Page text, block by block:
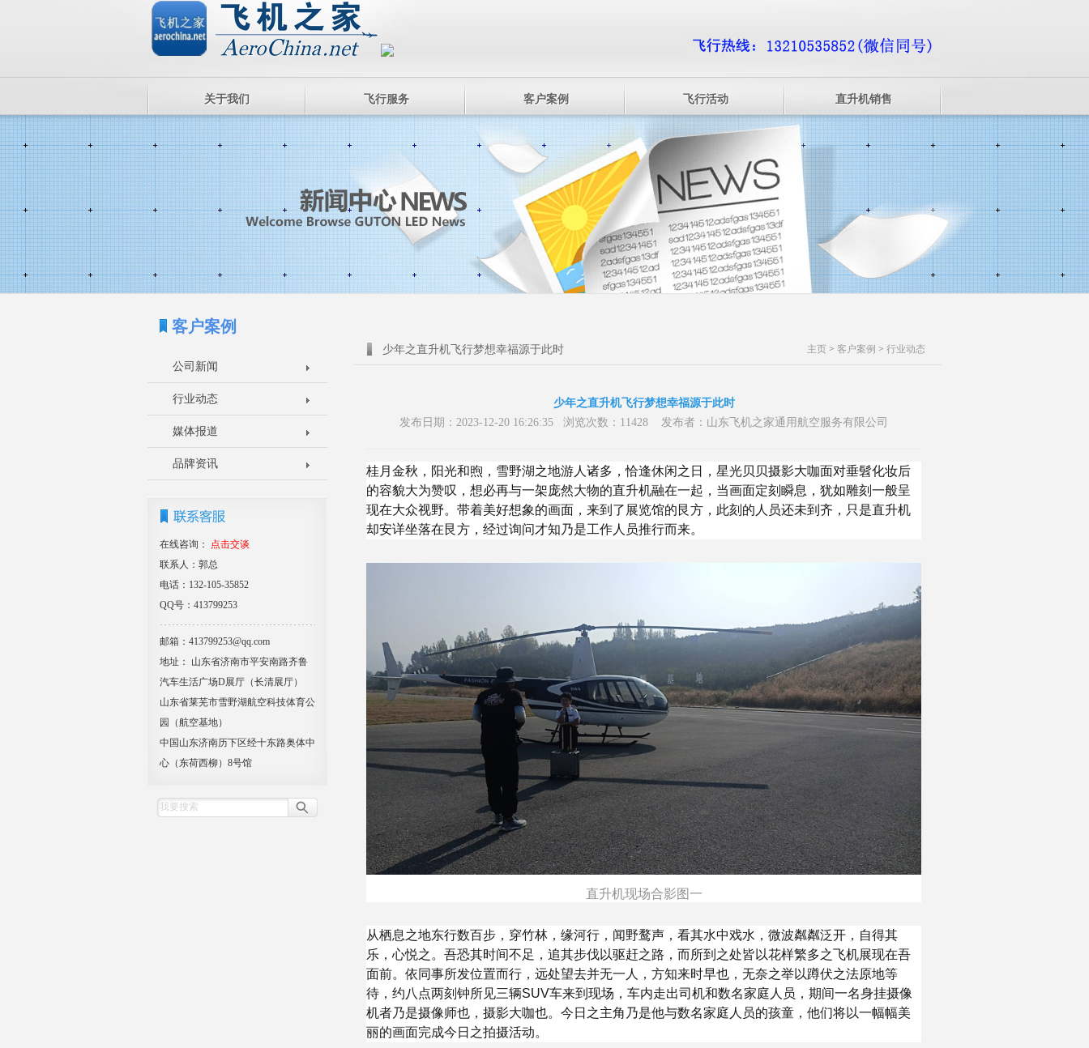
关于我们 飞行服务 客户案例 飞行活动 直升机销售
客户案例
公司新闻
行业动态
媒体报道
品牌资讯
在线咨询：
点击交谈
联系人：郭总
电话：132-105-35852
QQ号：413799253
邮箱：413799253@qq.com
地址： 山东省济南市平安南路齐鲁
汽车生活广场D展厅（长清展厅）
山东省莱芜市雪野湖航空科技体育公
园（航空基地）
中国山东济南历下区经十东路奥体中
心（东荷西柳）8号馆
主页 > 客户案例 > 行业动态
少年之直升机飞行梦想幸福源于此时
少年之直升机飞行梦想幸福源于此时
发布日期：2023-12-20 16:26:35 浏览次数：11428 发布者：山东飞机之家通用航空服务有限公司
桂月金秋，阳光和煦，雪野湖之地游人诸多，恰逢休闲之日，星光贝贝摄影大咖面对垂髫化妆后
的容貌大为赞叹，想必再与一架庞然大物的直升机融在一起，当画面定刻瞬息，犹如雕刻一般呈
现在大众视野。带着美好想象的画面，来到了展览馆的艮方，此刻的人员还未到齐，只是直升机
却安详坐落在艮方，经过询问才知乃是工作人员推行而来。
直升机现场合影图一
从栖息之地东行数百步，穿竹林，缘河行，闻野鹜声，看其水中戏水，微波粼粼泛开，自得其
乐，心悦之。吾恐其时间不足，追其步伐以驱赶之路，而所到之处皆以花样繁多之飞机展现在吾
面前。依同事所发位置而行，远处望去并无一人，方知来时早也，无奈之举以蹲伏之法原地等
待，约八点两刻钟所见三辆SUV车来到现场，车内走出司机和数名家庭人员，期间一名身挂摄像
机者乃是摄像师也，摄影大咖也。今日之主角乃是他与数名家庭人员的孩童，他们将以一幅幅美
丽的画面完成今日之拍摄活动。